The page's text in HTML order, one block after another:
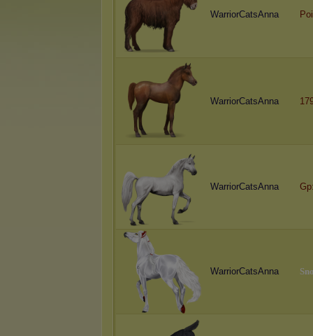
WarriorCatsAnna
WarriorCatsAnna
WarriorCatsAnna
WarriorCatsAnna Sn